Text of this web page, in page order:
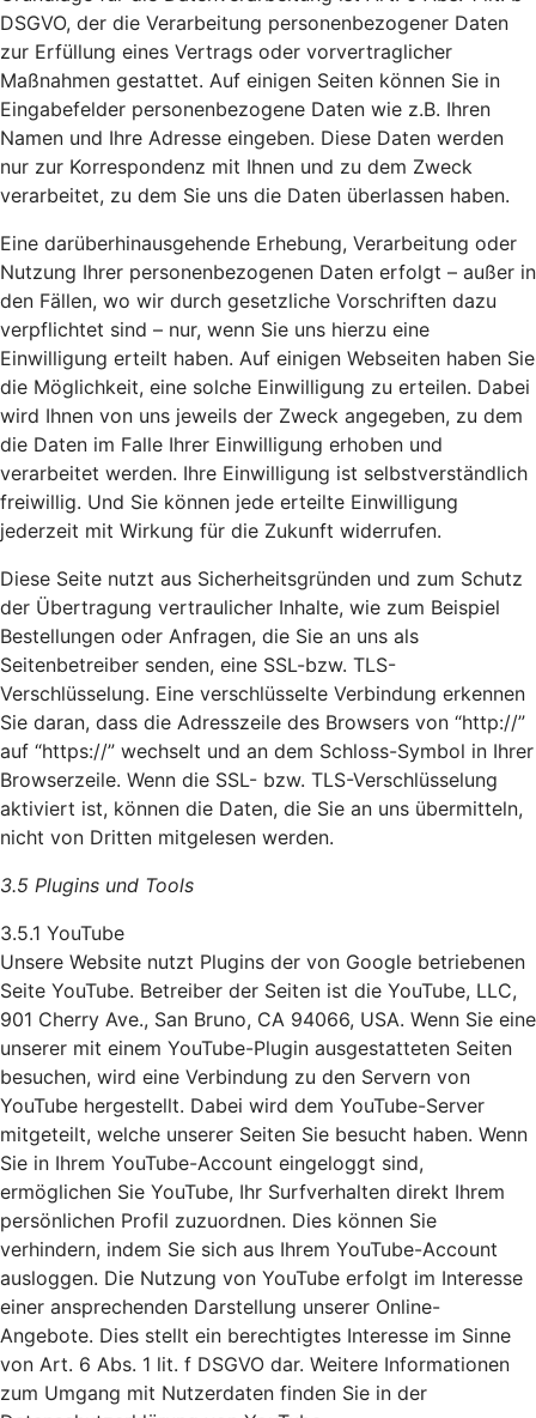
DSGVO, der die Verarbeitung personenbezogener Daten
zur Erfüllung eines Vertrags oder vorvertraglicher
Maßnahmen gestattet. Auf einigen Seiten können Sie in
Eingabefelder personenbezogene Daten wie z.B. Ihren
Namen und Ihre Adresse eingeben. Diese Daten werden
nur zur Korrespondenz mit Ihnen und zu dem Zweck
verarbeitet, zu dem Sie uns die Daten überlassen haben.
Eine darüberhinausgehende Erhebung, Verarbeitung oder
Nutzung Ihrer personenbezogenen Daten erfolgt – außer in
den Fällen, wo wir durch gesetzliche Vorschriften dazu
verpflichtet sind – nur, wenn Sie uns hierzu eine
Einwilligung erteilt haben. Auf einigen Webseiten haben Sie
die Möglichkeit, eine solche Einwilligung zu erteilen. Dabei
wird Ihnen von uns jeweils der Zweck angegeben, zu dem
die Daten im Falle Ihrer Einwilligung erhoben und
verarbeitet werden. Ihre Einwilligung ist selbstverständlich
freiwillig. Und Sie können jede erteilte Einwilligung
jederzeit mit Wirkung für die Zukunft widerrufen.
Diese Seite nutzt aus Sicherheitsgründen und zum Schutz
der Übertragung vertraulicher Inhalte, wie zum Beispiel
Bestellungen oder Anfragen, die Sie an uns als
Seitenbetreiber senden, eine SSL-bzw. TLS-
Verschlüsselung. Eine verschlüsselte Verbindung erkennen
Sie daran, dass die Adresszeile des Browsers von “http://”
auf “https://” wechselt und an dem Schloss-Symbol in Ihrer
Browserzeile. Wenn die SSL- bzw. TLS-Verschlüsselung
aktiviert ist, können die Daten, die Sie an uns übermitteln,
nicht von Dritten mitgelesen werden.
3.5 Plugins und Tools
3.5.1 YouTube
Unsere Website nutzt Plugins der von Google betriebenen
Seite YouTube. Betreiber der Seiten ist die YouTube, LLC,
901 Cherry Ave., San Bruno, CA 94066, USA. Wenn Sie eine
unserer mit einem YouTube-Plugin ausgestatteten Seiten
besuchen, wird eine Verbindung zu den Servern von
YouTube hergestellt. Dabei wird dem YouTube-Server
mitgeteilt, welche unserer Seiten Sie besucht haben. Wenn
Sie in Ihrem YouTube-Account eingeloggt sind,
ermöglichen Sie YouTube, Ihr Surfverhalten direkt Ihrem
persönlichen Profil zuzuordnen. Dies können Sie
verhindern, indem Sie sich aus Ihrem YouTube-Account
ausloggen. Die Nutzung von YouTube erfolgt im Interesse
einer ansprechenden Darstellung unserer Online-
Angebote. Dies stellt ein berechtigtes Interesse im Sinne
von Art. 6 Abs. 1 lit. f DSGVO dar. Weitere Informationen
zum Umgang mit Nutzerdaten finden Sie in der